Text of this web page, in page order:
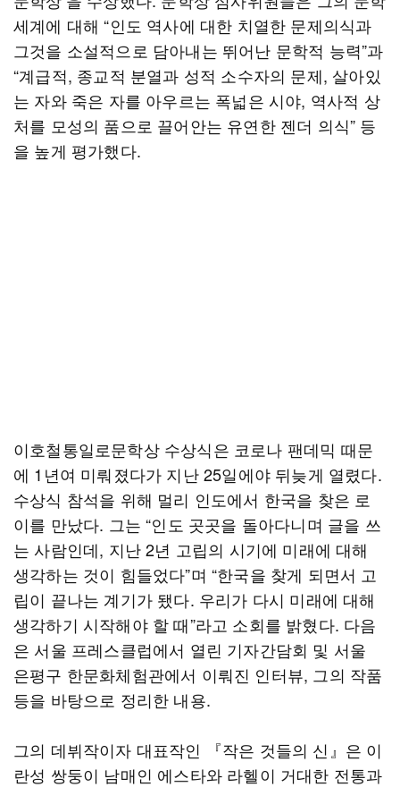
세계에 대해 “인도 역사에 대한 치열한 문제의식과
그것을 소설적으로 담아내는 뛰어난 문학적 능력”과
“계급적, 종교적 분열과 성적 소수자의 문제, 살아있
는 자와 죽은 자를 아우르는 폭넓은 시야, 역사적 상
처를 모성의 품으로 끌어안는 유연한 젠더 의식” 등
을 높게 평가했다.
이호철통일로문학상 수상식은 코로나 팬데믹 때문
에 1년여 미뤄졌다가 지난 25일에야 뒤늦게 열렸다.
수상식 참석을 위해 멀리 인도에서 한국을 찾은 로
이를 만났다. 그는 “인도 곳곳을 돌아다니며 글을 쓰
는 사람인데, 지난 2년 고립의 시기에 미래에 대해
생각하는 것이 힘들었다”며 “한국을 찾게 되면서 고
립이 끝나는 계기가 됐다. 우리가 다시 미래에 대해
생각하기 시작해야 할 때”라고 소회를 밝혔다. 다음
은 서울 프레스클럽에서 열린 기자간담회 및 서울
은평구 한문화체험관에서 이뤄진 인터뷰, 그의 작품
등을 바탕으로 정리한 내용.
그의 데뷔작이자 대표작인 『작은 것들의 신』은 이
란성 쌍둥이 남매인 에스타와 라헬이 거대한 전통과